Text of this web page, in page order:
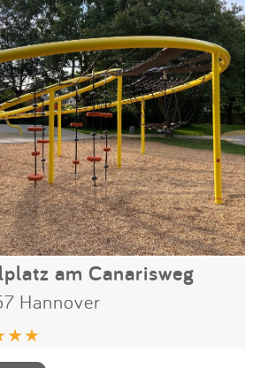
am Canarisweg
Hannover